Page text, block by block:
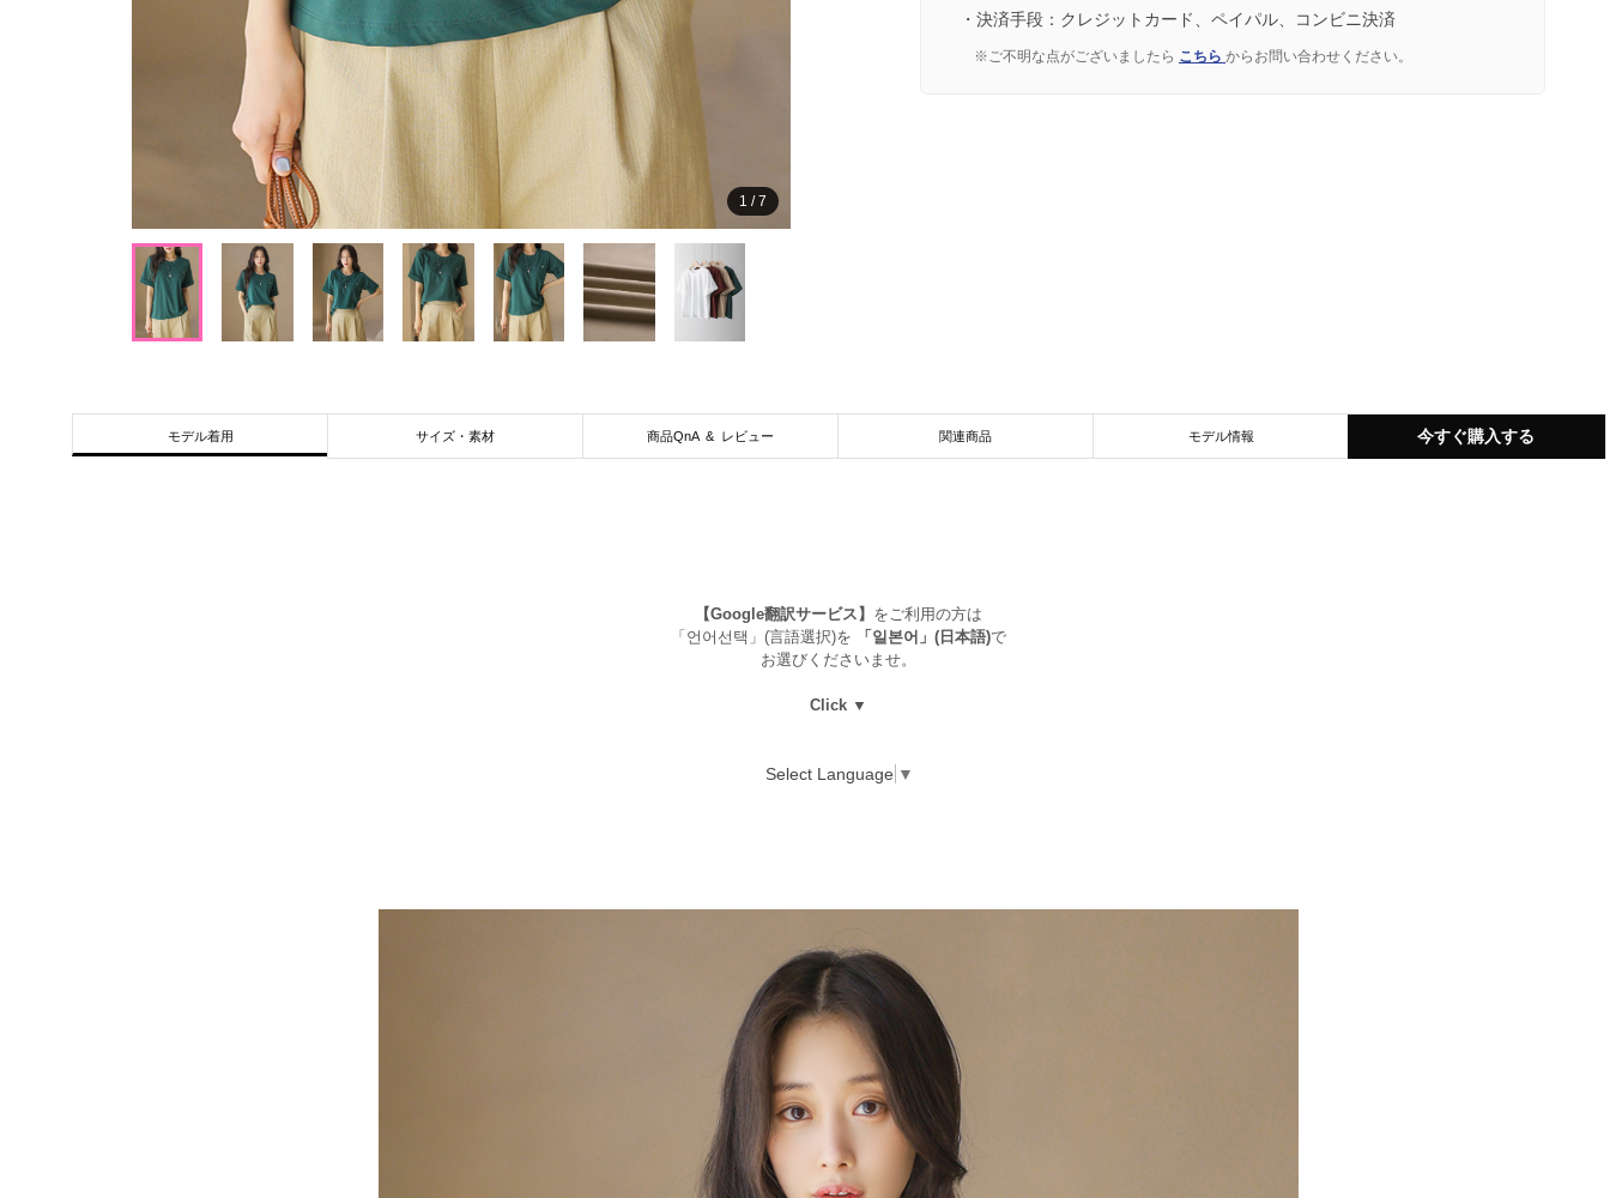
1 /7
・決済手段：クレジットカード、ペイパル、コンビニ決済
※ご不明な点がございましたら こちら からお問い合わせください。
モデル着用 サイズ・素材 商品QnA & レビュー 関連商品 モデル情報 今すぐ購入する
【Google翻訳サービス】 をご利用の方は
「언어선택」(言語選択)を
「일본어」(日本語)で
お選びくださいませ。
Click ▼
Select Language ▼